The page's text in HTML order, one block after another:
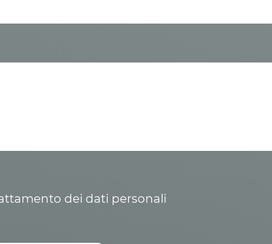
dei dati personali